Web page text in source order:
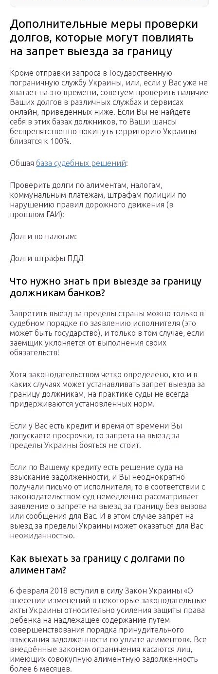
Дополнительные меры проверки
долгов, которые могут повлиять
на запрет выезда за границу
Кроме отправки запроса в Государственную
пограничную службу Украины, или, если у Вас уже не
хватает на это времени, советуем проверить наличие
Ваших долгов в различных службах и сервисах
онлайн, приведенных ниже. Если Вы не найдете
себя в этих базах должников, то Ваши шансы
беспрепятственно покинуть территорию Украины
близятся к 100%.
Общая база судебных решений:
Проверить долги по алиментам, налогам,
коммунальным платежам, штрафам полиции по
нарушению правил дорожного движения (в
прошлом ГАИ):
Долги по налогам:
Долги штрафы ПДД
Что нужно знать при выезде за границу
должникам банков?
Запретить выезд за пределы страны можно только в
судебном порядке по заявлению исполнителя (это
может быть государство), и только в том случае, если
заемщик уклоняется от выполнения своих
обязательств!
Хотя законодательством четко определено, кто и в
каких случаях может устанавливать запрет выезда за
границу должникам, на практике суды не всегда
придерживаются установленных норм.
Если у Вас есть кредит и время от времени Вы
допускаете просрочки, то запрета на выезд за
пределы Украины бояться не стоит.
Если по Вашему кредиту есть решение суда на
взыскание задолженности, и Вы неоднократно
получали письмо от исполнителя, то в соответствии с
законодательством суд немедленно рассматривает
заявление о запрете на выезд за границу без вызова
или сообщения для Вас. И в этом случае запрет на
выезд за пределы Украины может оказаться для Вас
неожиданностью.
Как выехать за границу с долгами по
алиментам?
6 февраля 2018 вступил в силу Закон Украины «О
внесении изменений в некоторые законодательные
акты Украины относительно усиления защиты права
ребенка на надлежащее содержание путем
совершенствования порядка принудительного
взыскания задолженности по уплате алиментов». Все
внедрённые законом ограничения касаются лиц,
имеющих совокупную алиментную задолженность
более 6 месяцев.